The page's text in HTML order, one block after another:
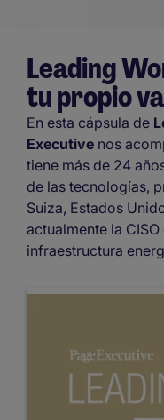
Leading
tu propio
En esta cápsula de
Executive nos
tiene más de 24
de las tecnologías,
Suiza, Estados
actualmente la
infraestructura